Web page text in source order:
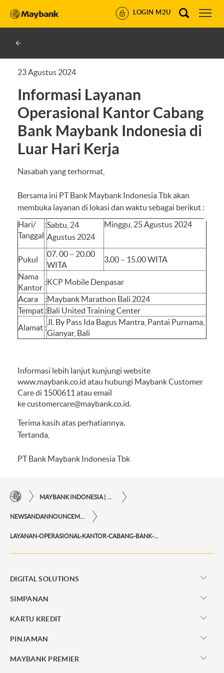
LOGIN M2U
23 Agustus 2024
Informasi Layanan
Operasional Kantor Cabang
Bank Maybank Indonesia di
Luar Hari Kerja
Nasabah yang terhormat,
Bersama ini PT Bank Maybank Indonesia Tbk akan
membuka layanan di lokasi dan waktu sebagai berikut :
Hari/
Tanggal
:Sabtu, 24
Agustus 2024
Minggu, 25 Agustus 2024
Pukul
07. 00 – 20.00
WITA
3.00 – 15.00 WITA
Nama
Kantor
:KCP Mobile Denpasar
Acara
:Maybank Marathon Bali 2024
Tempat:Bali United Training Center
Alamat :
Jl. By Pass Ida Bagus Mantra, Pantai Purnama,
Gianyar, Bali
Informasi lebih lanjut kunjungi website
www.maybank.co.id atau hubungi Maybank Customer
Care di 1500611 atau email
kecustomercare@maybank.co.id.
Terima kasih atas perhatiannya.
Tertanda,
PT Bank Maybank Indonesia Tbk
DIGITAL SOLUTIONS
SIMPANAN
KARTU KREDIT
PINJAMAN
MAYBANK PREMIER